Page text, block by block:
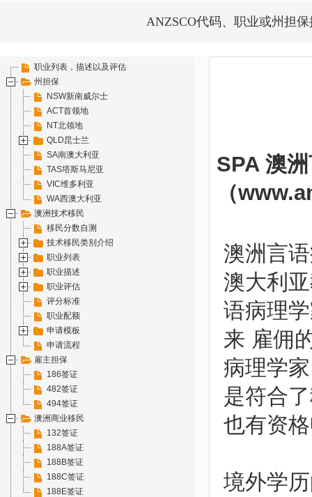
ANZSCO代码、职业或州担保
职业列表，描述以及评估
州担保
NSW新南威尔士
ACT首领地
NT北领地
QLD昆士兰
SA南澳大利亚
TAS塔斯马尼亚
VIC维多利亚
WA西澳大利亚
澳洲技术移民
移民分数自测
技术移民类别介绍
职业列表
职业描述
职业评估
评分标准
职业配额
申请模板
申请流程
雇主担保
186签证
482签证
494签证
澳洲商业移民
132签证
188A签证
188B签证
188C签证
188E签证
SPA 澳
（
澳洲言
澳大利
语病理
来 雇佣
病理学
是符合
也有资
境外学